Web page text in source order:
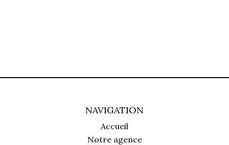
NAVIGATION
Accueil
Notre agence